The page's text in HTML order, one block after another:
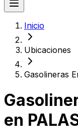
Inicio
Ubicaciones
Gasolineras
en